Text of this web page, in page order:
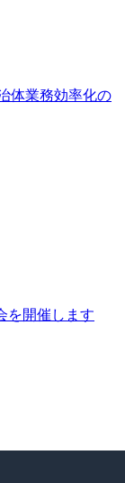
体業務効率化の
を開催します